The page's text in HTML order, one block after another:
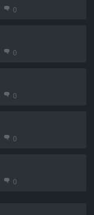
0
0
0
0
0